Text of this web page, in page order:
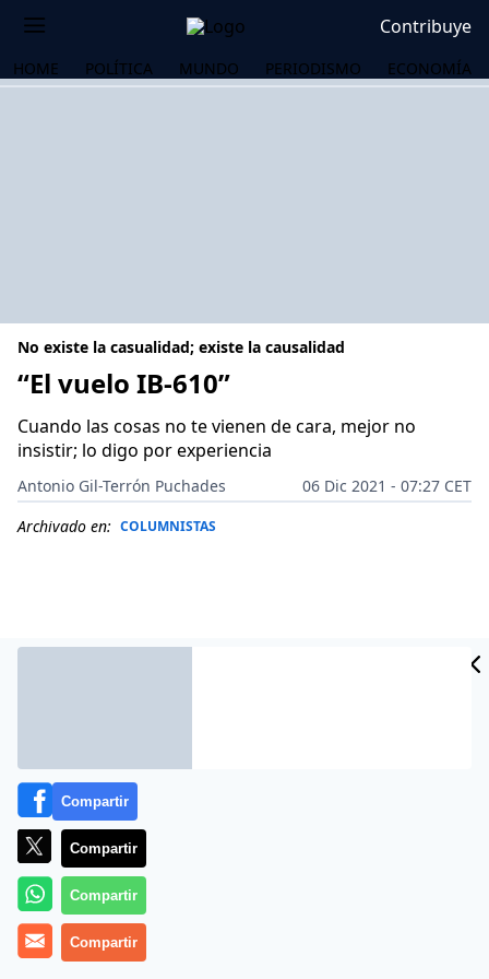
Contribuye
HOME POLÍTICA MUNDO PERIODISMO ECONOMÍA
No existe la casualidad; existe la causalidad
“El vuelo IB-610”
Cuando las cosas no te vienen de cara, mejor no
insistir; lo digo por experiencia
Antonio Gil-Terrón Puchades
06 Dic 2021 - 07:27 CET
Archivado en: COLUMNISTAS
Más información
Compartir
Compartir
Compartir
Compartir